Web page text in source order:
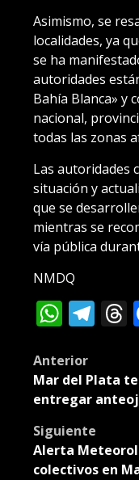
Asimismo, se
localidades, ya
se ha
autoridades
Bahía Blanca» y
nacional,
todas las zonas
Las autoridades
situación y
que se
mientras se
vía pública
NMDQ
Post
Anterior
Mar del Plata
entregar
Siguiente
Alerta
colectivos en